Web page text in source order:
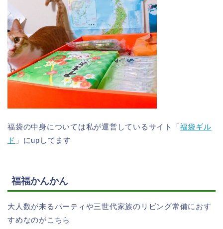
福袋の中身については私が運営しているサイト「福袋ギル
ド 」にupしてます
福福かんかん
大人数が来るパーティや三世代家族のリビング常備におす
すめなのがこちら